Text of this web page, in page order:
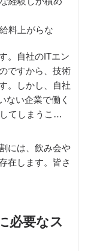
料上がらな
。自社のITエン
ですから、技術
。しかし、自社
ない企業で働く
てしまうこと
には、飲み会や
在します。皆さ
必要なス